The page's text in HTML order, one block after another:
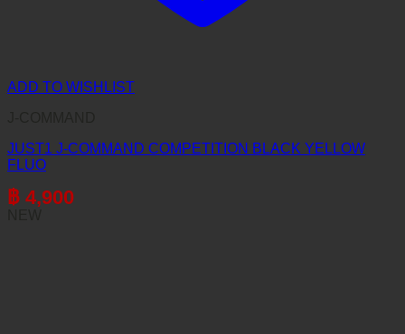
ADD TO WISHLIST
JUST1 J-COMMAND COMPETITION BLACK YELLOW
FLUO
฿ 4,900